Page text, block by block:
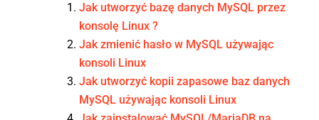
Jak utworzyć bazę danych MySQL przez
konsolę Linux ?
Jak zmienić hasło w MySQL używając
konsoli Linux
Jak utworzyć kopii zapasowe baz danych
MySQL używając konsoli Linux